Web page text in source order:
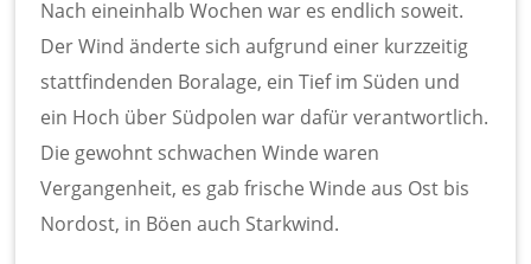
Nach eineinhalb Wochen war es endlich soweit.
Der Wind änderte sich aufgrund einer kurzzeitig
stattfindenden Boralage, ein Tief im Süden und
ein Hoch über Südpolen war dafür verantwortlich.
Die gewohnt schwachen Winde waren
Vergangenheit, es gab frische Winde aus Ost bis
Nordost, in Böen auch Starkwind.